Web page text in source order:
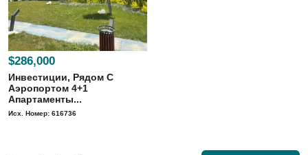
$286,000
Инвестиции, Рядом С
Аэропортом 4+1
Апартаменты...
Исх. Номер: 616736